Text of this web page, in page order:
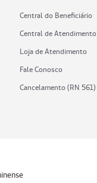
Central do Beneficiário
Central de Atendimento
Loja de Atendimento
Fale Conosco
Cancelamento (RN 561)